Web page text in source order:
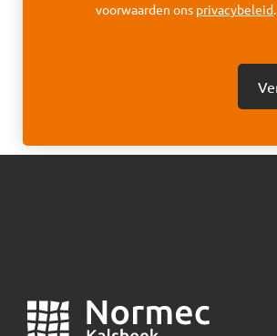
voorwaarden ons privacybeleid.